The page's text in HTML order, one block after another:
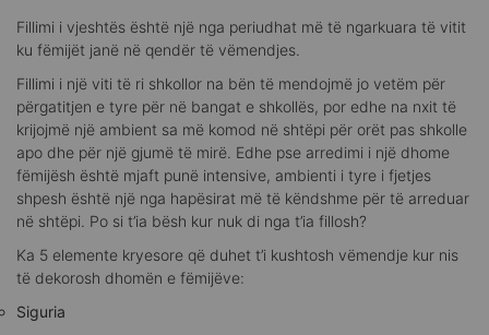
Fillimi i vjeshtës është një nga periudhat më të ngarkuara të vitit
ku fëmijët janë në qendër të vëmendjes.
Fillimi i një viti të ri shkollor na bën të mendojmë jo vetëm për
përgatitjen e tyre për në bangat e shkollës, por edhe na nxit të
krijojmë një ambient sa më komod në shtëpi për orët pas shkolle
apo dhe për një gjumë të mirë. Edhe pse arredimi i një dhome
fëmijësh është mjaft punë intensive, ambienti i tyre i fjetjes
shpesh është një nga hapësirat më të këndshme për të arreduar
në shtëpi. Po si t’ia bësh kur nuk di nga t’ia fillosh?
Ka 5 elemente kryesore që duhet t’i kushtosh vëmendje kur nis
të dekorosh dhomën e fëmijëve:
Siguria